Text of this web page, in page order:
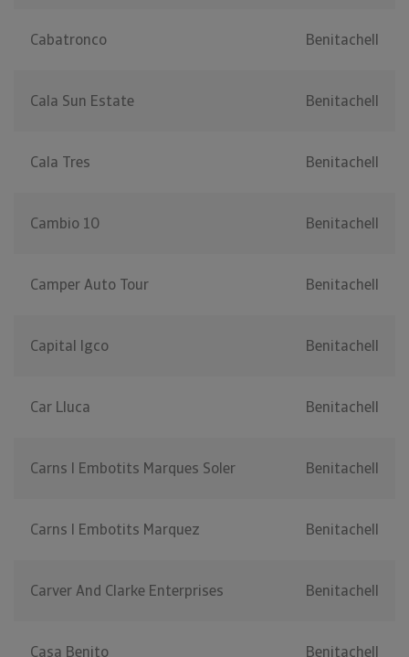
Cabatronco Benitachell
Cala Sun Estate Benitachell
Cala Tres Benitachell
Cambio 10 Benitachell
Camper Auto Tour Benitachell
Capital Igco Benitachell
Car Lluca Benitachell
Carns I Embotits Marques Soler Benitachell
Carns I Embotits Marquez Benitachell
Carver And Clarke Enterprises Benitachell
Casa Benito Benitachell